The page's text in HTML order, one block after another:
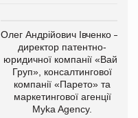
Олег Андрійович Івченко —
директор патентно-
юридичної компанії «Вайз
Груп», консалтингової
компанії «Парето» та
маркетингової агенції
Myka Agency.